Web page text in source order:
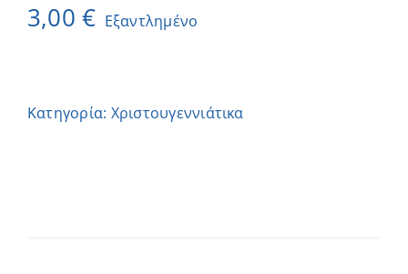
3,00€ Εξαντλημένο
Κατηγορία: Χριστουγεννιάτικα